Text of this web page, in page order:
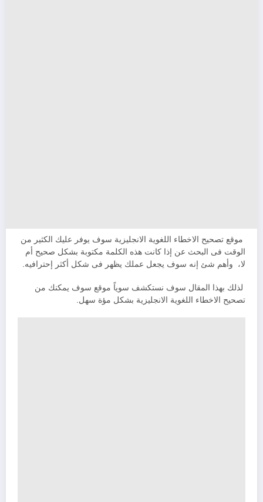
موقع تصحيح الاخطاء اللغوية الانجليزية سوف يوفر عليك الكثير من
الوقت فى البحث عن إذا كانت هذه الكلمة مكتوبة بشكل صحيح أم
لا، وأهم شئ إنه سوف يجعل عملك يظهر فى شكل أكثر إحترافيه.
لذلك بهذا المقال سوف نستكشف سوياً موقع سوف يمكنك من
تصحيح الاخطاء اللغوية الانجليزية بشكل مؤة سهل.